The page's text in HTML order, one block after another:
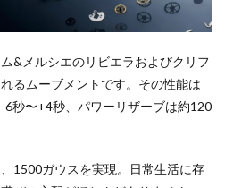
&メルシエのリビエラおよびクリフ
るムーブメントです。その性能は
秒〜+4秒、パワーリザーブは約120
1500ガウスを実現。日常生活に存